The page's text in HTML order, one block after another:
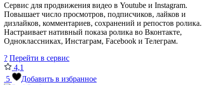
Сервис для продвижения видео в Youtube и Instagram.
Повышает число просмотров, подписчиков, лайков и
дизлайков, комментариев, сохранений и репостов ролика.
Настраивает нативный показа ролика во Вконтакте,
Одноклассниках, Инстаграм, Facebook и Телеграм.
? Перейти в сервис
4,1
5
Добавить в избранное